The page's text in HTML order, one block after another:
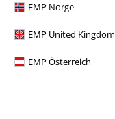
EMP Norge
EMP United Kingdom
EMP Österreich